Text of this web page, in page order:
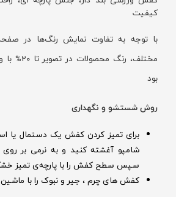
کیفیت
با توجه به تفاوت نمایش رنگ‌ها در
مختلف، رنگ
بود
روش شستشو و نگهداری
برای تمیز کردن کفش یک دستمال یا
شامپو آغشته کنید و به نرمی بر
سپس سطح کفش را با پارچه‌ی تمیز
کفش های چرم ، جیر و نبوک را با